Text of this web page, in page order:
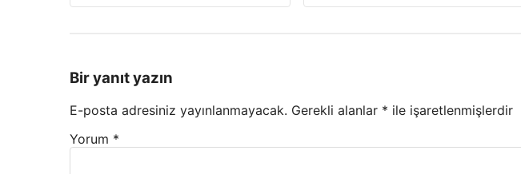
Bir yanıt yazın
E-posta adresiniz yayınlanmayacak. Gerekli alanlar * ile işaretlenmişlerdir
Yorum *